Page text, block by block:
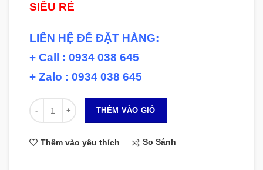
SIÊU RẺ
LIÊN HỆ ĐỂ ĐẶT HÀNG:
+ Call : 0934 038 645
+ Zalo : 0934 038 645
Số lượng
THÊM VÀO GIỎ
Thêm vào yêu thích So Sánh